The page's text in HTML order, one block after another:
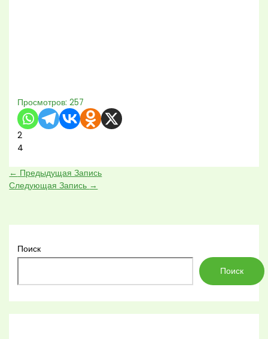
Просмотров: 257
2
4
← Предыдущая Запись
Следующая Запись →
Поиск
Поиск